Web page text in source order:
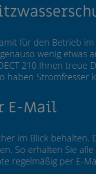
für den Betrieb
wenig etwas
210 Ihnen treue
haben Stromfresser
E-Mail
im Blick behalten.
So erhalten Sie
regelmäßig per E-